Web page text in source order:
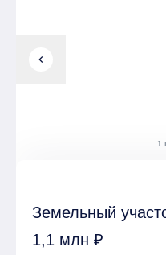
chevron_left
1
Земельный
1,1 млн ₽